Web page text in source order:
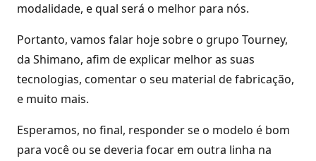
modalidade, e qual será o melhor para nós.
Portanto, vamos falar hoje sobre o grupo Tourney,
da Shimano, afim de explicar melhor as suas
tecnologias, comentar o seu material de fabricação,
e muito mais.
Esperamos, no final, responder se o modelo é bom
para você ou se deveria focar em outra linha na